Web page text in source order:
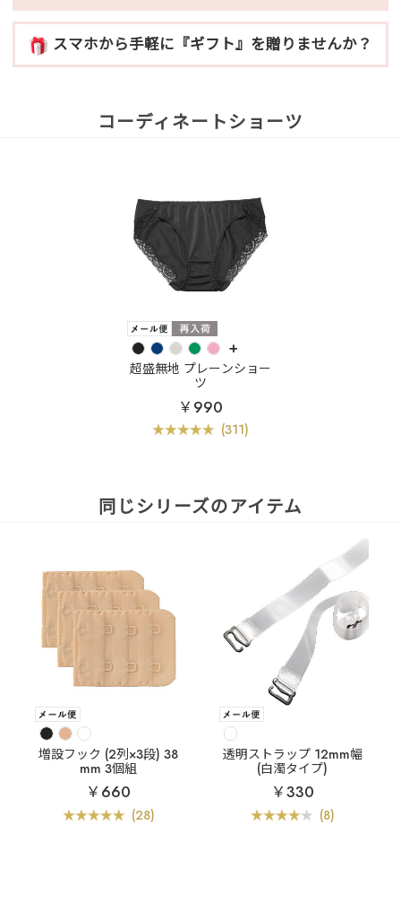
スマホから手軽に『ギフト』を贈りませんか？
コーディネートショーツ
+
超盛無地 プレーンショー
ツ
￥990
(311)
同じシリーズのアイテム
増設フック (2列×3段) 38
mm 3個組
￥660
(28)
透明ストラップ 12mm幅
(白濁タイプ)
￥330
(8)